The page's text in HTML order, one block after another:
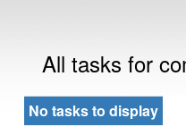
All tasks for
No tasks to display